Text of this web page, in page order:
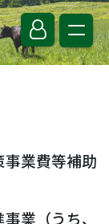
業費等補助
業（うち、